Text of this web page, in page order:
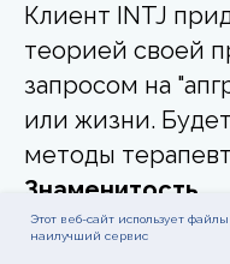
Клиент INTJ
теорией своей
запросом на
или жизни.
методы
Знаменитость
Этот веб-сайт использует
наилучший сервис